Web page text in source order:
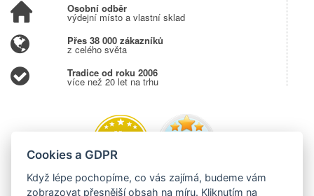
Osobní odběr
výdejní místo a vlastní sklad
Přes 38 000 zákazníků
z celého světa
Tradice od roku 2006
více než 20 let na trhu
Cookies a GDPR
Když lépe pochopíme, co vás zajímá, budeme vám
zobrazovat přesnější obsah na míru. Kliknutím na